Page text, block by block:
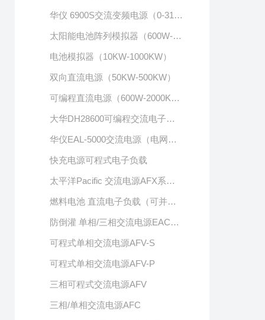
华仪 6900S交流变频电源（0-310VAC）
太阳能电池阵列模拟器（600W-1500KW）
电池模拟器（10KW-1000KW）
双向直流电源（50KW-500KW）
可编程直流电源（600W-2000KW）
大华DH28600可编程交流电子负载
华仪EAL-5000交流电源（电网模拟，波形编辑等）
快充电源可程式电子负载
太平洋Pacific 交流电源AFX系列（单相/三相/交直流输出）
燃料电池 直流电子负载（可并联扩容）
防倒灌 单相/三相交流电源EAC系列
可程式单相交流电源AFV-S
可程式单相交流电源AFV-P
三相可程式交流电源AFV
三相/单相交流电源AFC